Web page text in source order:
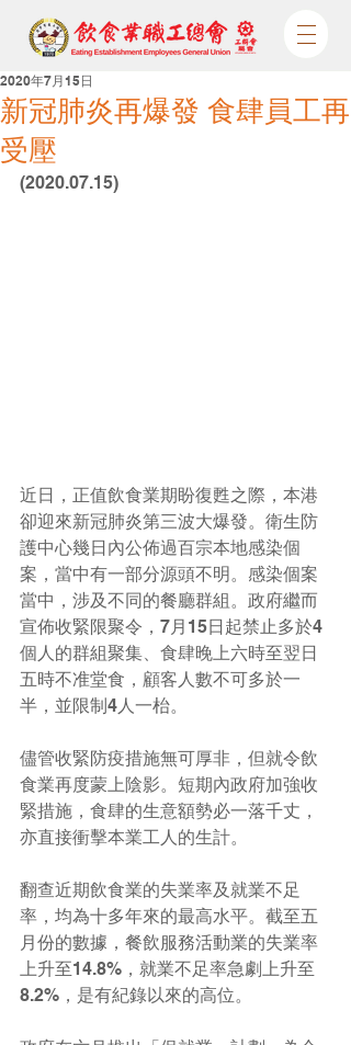
新冠肺炎再爆發 食肆員工再
受壓
2020年7月15日
(2020.07.15)
近日，正值飲食業期盼復甦之際，本港
卻迎來新冠肺炎第三波大爆發。衛生防
護中心幾日內公佈過百宗本地感染個
案，當中有一部分源頭不明。感染個案
當中，涉及不同的餐廳群組。政府繼而
宣佈收緊限聚令，7月15日起禁止多於4
個人的群組聚集、食肆晚上六時至翌日
五時不准堂食，顧客人數不可多於一
半，並限制4人一枱。
儘管收緊防疫措施無可厚非，但就令飲
食業再度蒙上陰影。短期內政府加強收
緊措施，食肆的生意額勢必一落千丈，
亦直接衝擊本業工人的生計。
翻查近期飲食業的失業率及就業不足
率，均為十多年來的最高水平。截至五
月份的數據，餐飲服務活動業的失業率
上升至14.8%，就業不足率急劇上升至
8.2%，是有紀錄以來的高位。